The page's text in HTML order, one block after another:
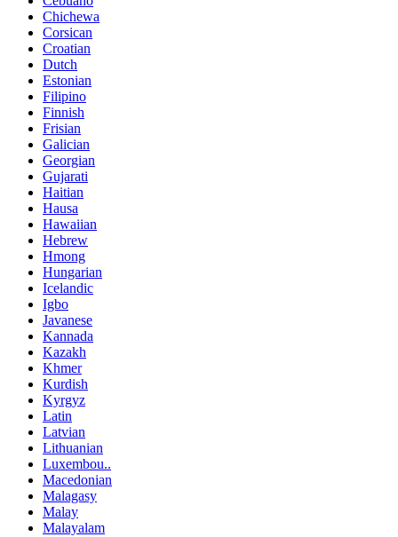
Chichewa
Corsican
Croatian
Dutch
Estonian
Filipino
Finnish
Frisian
Galician
Georgian
Gujarati
Haitian
Hausa
Hawaiian
Hebrew
Hmong
Hungarian
Icelandic
Igbo
Javanese
Kannada
Kazakh
Khmer
Kurdish
Kyrgyz
Latin
Latvian
Lithuanian
Luxembou..
Macedonian
Malagasy
Malay
Malayalam